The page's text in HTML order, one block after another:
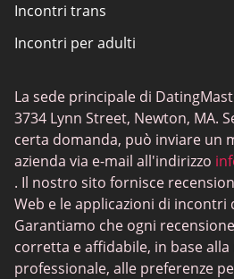
Incontri trans
Incontri per adulti
Siti di sesso
Incontri interrazziali
Christian Dating
Siti di chat sessuali
Incontro casuale
Incontri BBW
La sede principale di
3734 Lynn Street, Newton, MA.
certa domanda, può inviare un
azienda via e-mail all'indirizzo
. Il nostro sito fornisce
Web e le applicazioni di incontri
Garantiamo che ogni
corretta e affidabile, in base
professionale, alle preferenze